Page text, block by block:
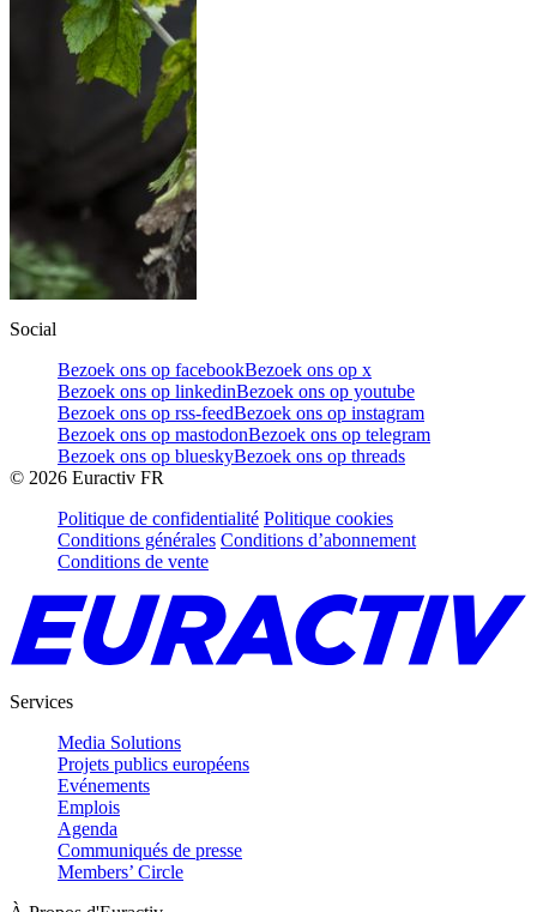
Social
Bezoek ons op facebookBezoek ons op x
Bezoek ons op linkedinBezoek ons op youtube
Bezoek ons op rss-feedBezoek ons op instagram
Bezoek ons op mastodonBezoek ons op telegram
Bezoek ons op blueskyBezoek ons op threads
© 2026 Euractiv FR
Politique de confidentialité Politique cookies
Conditions générales Conditions d’abonnement
Conditions de vente
Services
Media Solutions
Projets publics européens
Evénements
Emplois
Agenda
Communiqués de presse
Members’ Circle